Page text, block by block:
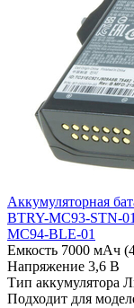
Аккумуляторная
BTRY-MC93-STN-
MC94-BLE-01
Емкость 7000 мАч
Напряжение 3,6 В
Тип аккумулятора
Подходит для